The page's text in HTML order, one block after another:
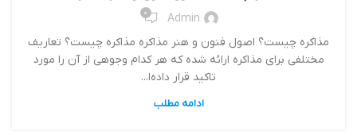
Admin
0
مذاکره چیست؟ اصول فنون و هنر مذاکره مذاکره چیست؟ تعاریف
مختلفی برای مذاکره ارائه شده که هر کدام وجوهی از آن را مورد
تاکید قرار داده‌ا...
ادامه مطلب